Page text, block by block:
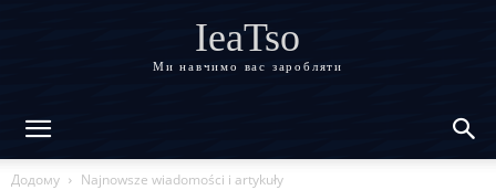
IeaTso
Ми навчимо вас заробляти
Додому Najnowsze wiadomości i artykuły